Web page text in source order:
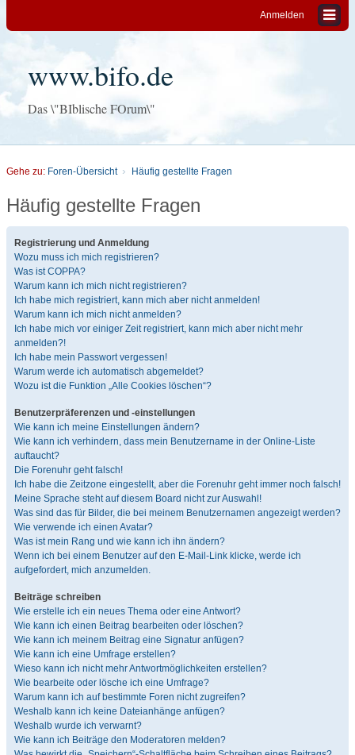
Anmelden
www.bifo.de
Das \"BIblische FOrum\"
Gehe zu: Foren-Übersicht Häufig gestellte Fragen
Häufig gestellte Fragen
Registrierung und Anmeldung
Wozu muss ich mich registrieren?
Was ist COPPA?
Warum kann ich mich nicht registrieren?
Ich habe mich registriert, kann mich aber nicht anmelden!
Warum kann ich mich nicht anmelden?
Ich habe mich vor einiger Zeit registriert, kann mich aber nicht mehr
anmelden?!
Ich habe mein Passwort vergessen!
Warum werde ich automatisch abgemeldet?
Wozu ist die Funktion „Alle Cookies löschen“?
Benutzerpräferenzen und -einstellungen
Wie kann ich meine Einstellungen ändern?
Wie kann ich verhindern, dass mein Benutzername in der Online-Liste
auftaucht?
Die Forenuhr geht falsch!
Ich habe die Zeitzone eingestellt, aber die Forenuhr geht immer noch falsch!
Meine Sprache steht auf diesem Board nicht zur Auswahl!
Was sind das für Bilder, die bei meinem Benutzernamen angezeigt werden?
Wie verwende ich einen Avatar?
Was ist mein Rang und wie kann ich ihn ändern?
Wenn ich bei einem Benutzer auf den E-Mail-Link klicke, werde ich
aufgefordert, mich anzumelden.
Beiträge schreiben
Wie erstelle ich ein neues Thema oder eine Antwort?
Wie kann ich einen Beitrag bearbeiten oder löschen?
Wie kann ich meinem Beitrag eine Signatur anfügen?
Wie kann ich eine Umfrage erstellen?
Wieso kann ich nicht mehr Antwortmöglichkeiten erstellen?
Wie bearbeite oder lösche ich eine Umfrage?
Warum kann ich auf bestimmte Foren nicht zugreifen?
Weshalb kann ich keine Dateianhänge anfügen?
Weshalb wurde ich verwarnt?
Wie kann ich Beiträge den Moderatoren melden?